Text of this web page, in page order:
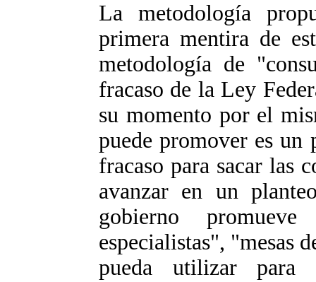
La metodología
primera mentira de
metodología de
fracaso de la Ley
su momento por el
puede promover es un
fracaso para sacar las
avanzar en un
gobierno
especialistas", "mesas
pueda utilizar para